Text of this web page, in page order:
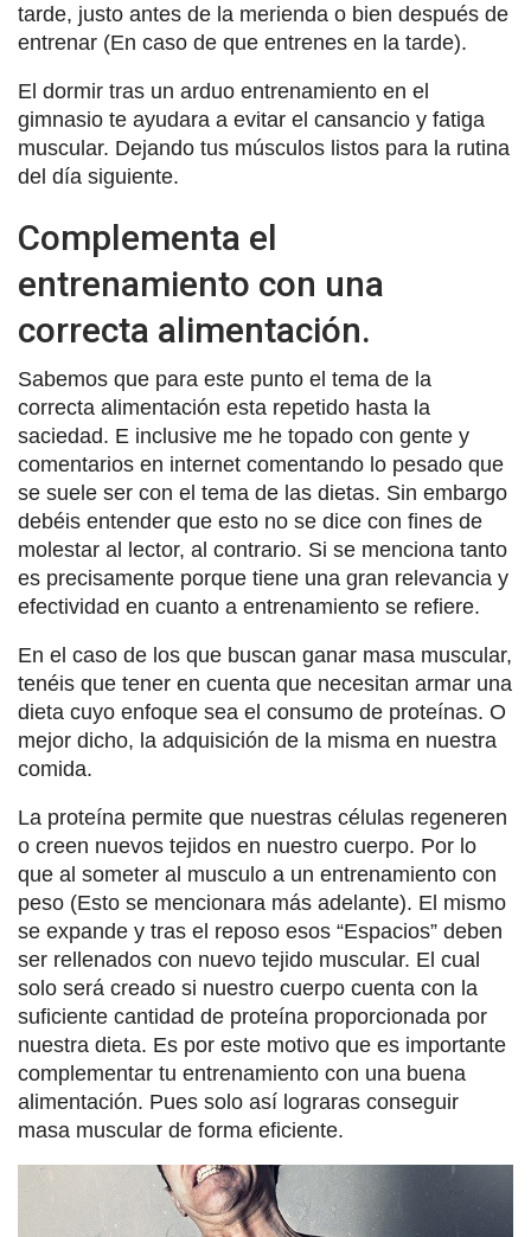
tarde, justo antes de la merienda o bien después de
entrenar (En caso de que entrenes en la tarde).
El dormir tras un arduo entrenamiento en el
gimnasio te ayudara a evitar el cansancio y fatiga
muscular. Dejando tus músculos listos para la rutina
del día siguiente.
Complementa el
entrenamiento con una
correcta alimentación.
Sabemos que para este punto el tema de la
correcta alimentación esta repetido hasta la
saciedad. E inclusive me he topado con gente y
comentarios en internet comentando lo pesado que
se suele ser con el tema de las dietas. Sin embargo
debéis entender que esto no se dice con fines de
molestar al lector, al contrario. Si se menciona tanto
es precisamente porque tiene una gran relevancia y
efectividad en cuanto a entrenamiento se refiere.
En el caso de los que buscan ganar masa muscular,
tenéis que tener en cuenta que necesitan armar una
dieta cuyo enfoque sea el consumo de proteínas. O
mejor dicho, la adquisición de la misma en nuestra
comida.
La proteína permite que nuestras células regeneren
o creen nuevos tejidos en nuestro cuerpo. Por lo
que al someter al musculo a un entrenamiento con
peso (Esto se mencionara más adelante). El mismo
se expande y tras el reposo esos “Espacios” deben
ser rellenados con nuevo tejido muscular. El cual
solo será creado si nuestro cuerpo cuenta con la
suficiente cantidad de proteína proporcionada por
nuestra dieta. Es por este motivo que es importante
complementar tu entrenamiento con una buena
alimentación. Pues solo así lograras conseguir
masa muscular de forma eficiente.